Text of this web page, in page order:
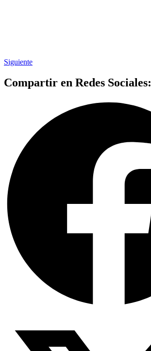
Siguiente
Compartir en Redes Sociales: